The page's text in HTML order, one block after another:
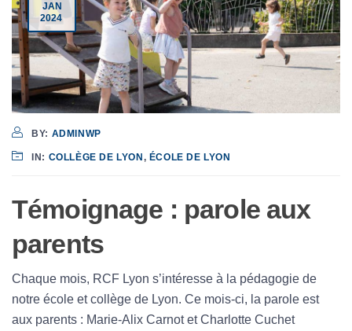
JAN
2024
BY: ADMINWP
IN: COLLÈGE DE LYON, ÉCOLE DE LYON
Témoignage : parole aux
parents
Chaque mois, RCF Lyon s’intéresse à la pédagogie de
notre école et collège de Lyon. Ce mois-ci, la parole est
aux parents : Marie-Alix Carnot et Charlotte Cuchet